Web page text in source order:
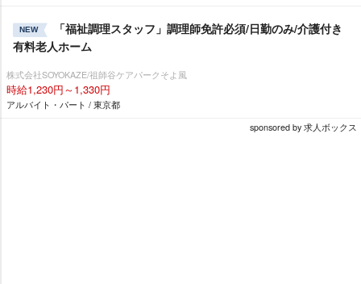
NEW
「福祉調理スタッフ」調理師免許必須/日勤のみ/介護付き
有料老人ホーム
株式会社SOYOKAZE/祖師谷ケアパークそよ風
時給1,230円～1,330円
アルバイト・パート / 東京都
sponsored by 求人ボックス